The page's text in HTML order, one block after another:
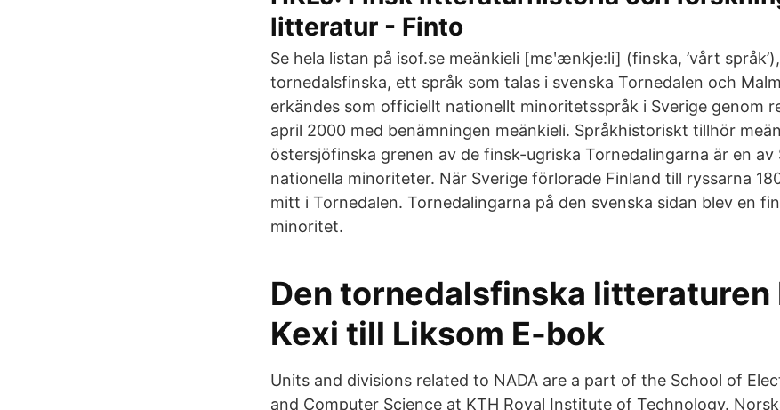
litteratur - Finto
Se hela listan på isof.se meänkieli [mɛʹænkje:li] (finska, ’vårt
tornedalsfinska, ett språk som talas i svenska Tornedalen och
erkändes som officiellt nationellt minoritetsspråk i Sverige genom
april 2000 med benämningen meänkieli. Språkhistoriskt tillhör
östersjöfinska grenen av de finsk-ugriska Tornedalingarna är en av
nationella minoriteter. När Sverige förlorade Finland till ryssarna
mitt i Tornedalen. Tornedalingarna på den svenska sidan blev en
minoritet.
Den tornedalsfinska litteraturen
Kexi till Liksom E-bok
Units and divisions related to NADA are a part of the School of
and Computer Science at KTH Royal Institute of Technology.